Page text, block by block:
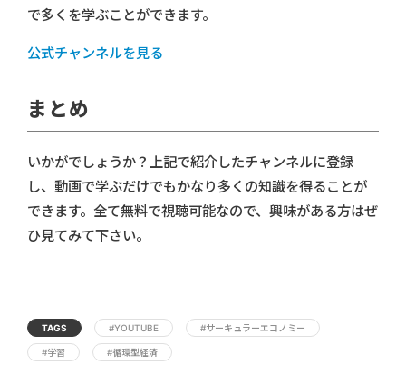
で多くを学ぶことができます。
公式チャンネルを見る
まとめ
いかがでしょうか？上記で紹介したチャンネルに登録
し、動画で学ぶだけでもかなり多くの知識を得ることが
できます。全て無料で視聴可能なので、興味がある方はぜ
ひ見てみて下さい。
TAGS #YOUTUBE #サーキュラーエコノミー
#学習 #循環型経済